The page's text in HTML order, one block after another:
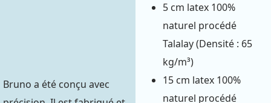
Bruno a été conçu avec
5 cm latex 100%
naturel procédé
Talalay (Densité : 65
kg/m³)
15 cm latex 100%
naturel procédé